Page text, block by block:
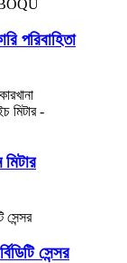
পরিবাহিতা
সেন্সর